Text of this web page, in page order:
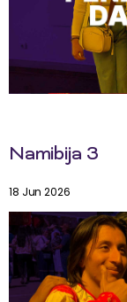
Namibija 3
18 Jun 2026